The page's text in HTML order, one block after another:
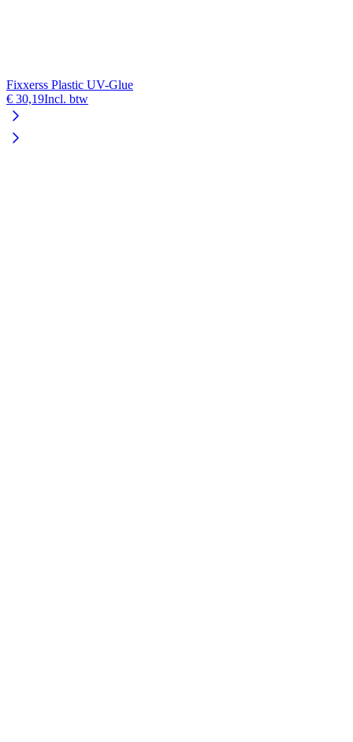
Fixxerss Plastic UV-Glue
€ 30,19Incl. btw